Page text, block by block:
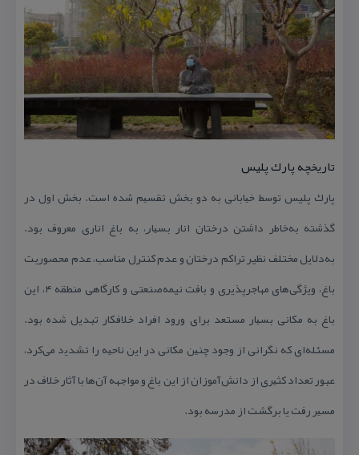
تاریخچه پارك پلیس
پارك پلیس توسط ﺧﻴﺎبانی به دو بخش ﺗﻘﺴﻴﻢ شده است. بخش اول در
گذشته به‌خاطر داشتن درختان انار ﺑﺴﻴﺎﺭ، به باغ اناری معروف بود.
به‌دلایل مختلف نظیر تراكم درختان و عدم كنترل مناسب، عدم محصورﻳﺖ
باغ، وﻳﮋگی‌های مهاجرپذیری و بافت نیمه‌صنعتی و كارگاهی منطقه‌ ۴، اﻳﻦ
باغ به مكانی ﺑﺴﻴﺎر مستعد برای ورود افراد خلافكار تبدیل شده بود.
مسئله‌ای كه نگرانی از وجود ﭼﻨﻴﻦ مكانی در اﻳﻦ ناﺣﻴﻪ را تشدﻳد می‌كرد،
عبور تعداد ﻛﺜﻴﺮی از دانش‌آموزان از اﻳﻦ باغ و مواجهه‌ آن‌ها با آثار خلاف در
ﻣﺴﻴﺮ رفت ﻳﺎ برگشت از مدرسه بود.